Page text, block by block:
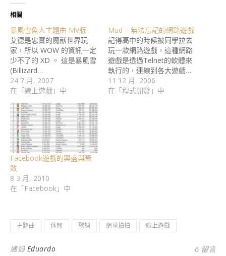
相關
暴風雪魚人主題曲 MV版
艾德是忠實的魔獸世界玩
家，所以 WOW 的資訊一定
少不了的 XD 。 這是暴風雪
(Billizard…
24 7 月, 2007
在「線上遊戲」中
Mud – 無法忘記的網路遊戲
記得高中的時候被同學拉去
玩一款網路遊戲，這種網路
遊戲是透過Telnet的軟體來
執行的，連線到各大遊戲…
11 12 月, 2006
在「程式開發」中
Facebook遊戲的興盛與衰
敗
8 3 月, 2010
在「Facebook」中
主題曲 休閒 歌詞 網球拍拍 線上遊戲
通過 Eduardo 6 留言